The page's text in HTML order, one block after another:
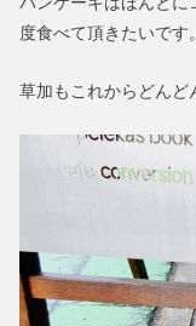
度食べて頂きたいです。
草加もこれからどんど